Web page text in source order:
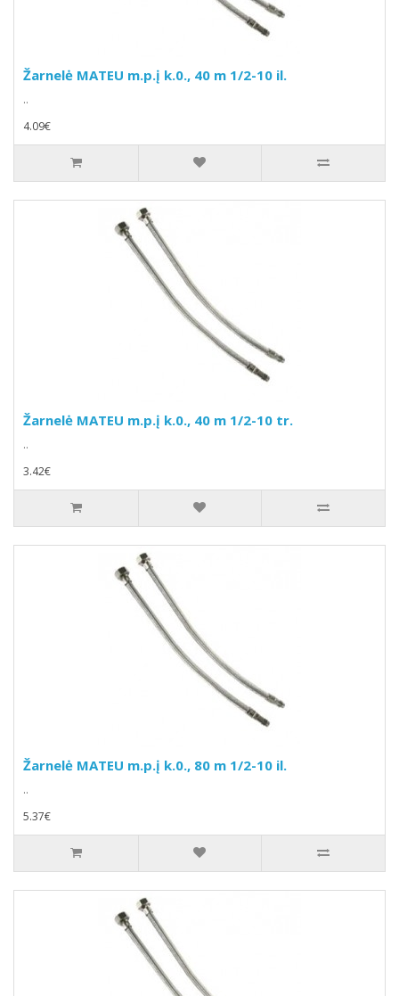
Žarnelė MATEU m.p.į k.0., 40 m 1/2-10 il.
..
4.09€
Žarnelė MATEU m.p.į k.0., 40 m 1/2-10 tr.
..
3.42€
Žarnelė MATEU m.p.į k.0., 80 m 1/2-10 il.
..
5.37€